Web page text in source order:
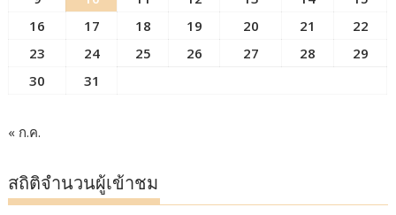
16
17 18 19 20 21
22
23
24 25 26 27 28
29
30
31
« ก.ค.
สถิติจำนวนผู้เข้าชม